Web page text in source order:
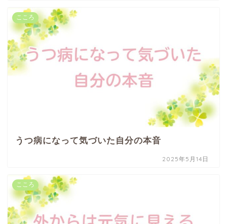
こころ
うつ病になって気づいた自分の本音
2025年5月14日
こころ